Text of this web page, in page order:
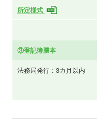
所定様式
③登記簿謄本
法務局発行：3カ月以内